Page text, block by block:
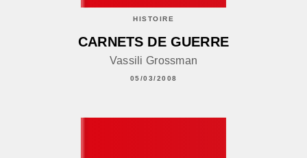
HISTOIRE
CARNETS DE GUERRE
Vassili Grossman
05/03/2008